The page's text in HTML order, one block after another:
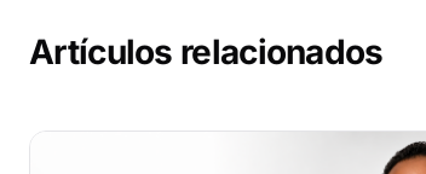
Artículos relacionados